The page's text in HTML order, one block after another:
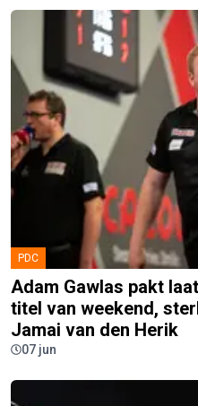
PDC
Adam Gawlas pakt
titel van weekend,
Jamai van den Herik
07 jun